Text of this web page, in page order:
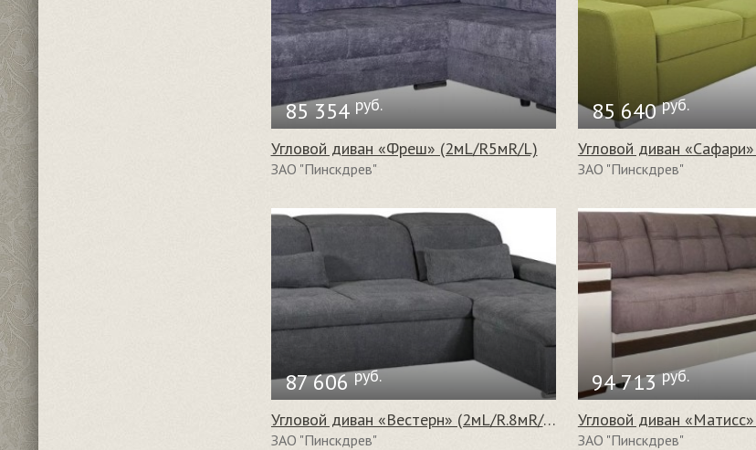
85 354 руб.
Угловой диван «Фреш» (2мL/R5мR/L)
ЗАО "Пинскдрев"
85 640 руб.
Угловой диван
ЗАО "Пинскдрев"
87 606 руб.
Угловой диван «Вестерн» (2мL/R.8мR/L)
ЗАО "Пинскдрев"
94 713 руб.
Угловой диван
ЗАО "Пинскдрев"